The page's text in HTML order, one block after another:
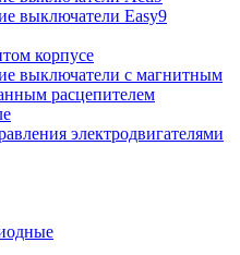
выключатели Easy9
корпусе
выключатели с магнитным
расцепителем
электродвигателями